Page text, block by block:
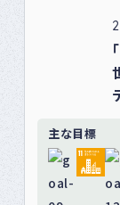
主な目標